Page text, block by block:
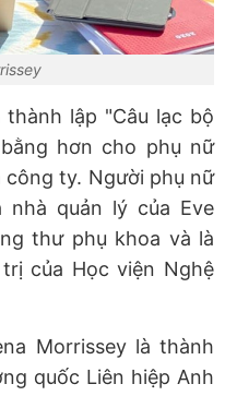
thành lập "Câu lạc bộ
hơn cho phụ nữ
ty. Người phụ nữ
quản lý của Eve
thư phụ khoa và là
của Học viện Nghệ
Morrissey là thành
quốc Liên hiệp Anh